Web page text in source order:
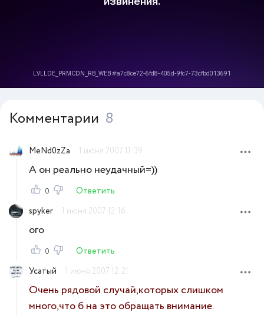
Комментарии 8
MeNd0zZa 1 июня 2007 11:39
А он реально неудачный=))
0
Ответить
spyker
1 июня 2007 12:16
ого
0
Ответить
Усатый
1 июня 2007 12:21
Очень рядовой случай,которых слишком
много,что б на это обращать внимание.